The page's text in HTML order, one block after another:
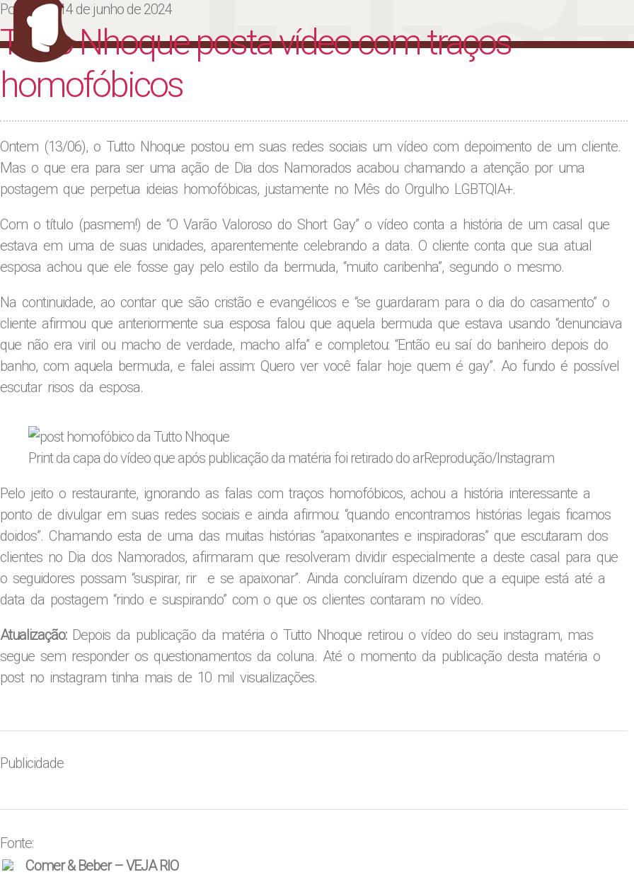
Posted on14 de junho de 2024
Tutto Nhoque posta vídeo com traços
homofóbicos
Ontem (13/06), o Tutto Nhoque postou em suas redes sociais um vídeo com depoimento de um cliente.
Mas o que era para ser uma ação de Dia dos Namorados acabou chamando a atenção por uma
postagem que perpetua ideias homofóbicas, justamente no Mês do Orgulho LGBTQIA+.
Com o título (pasmem!) de “O Varão Valoroso do Short Gay” o vídeo conta a história de um casal que
estava em uma de suas unidades, aparentemente celebrando a data. O cliente conta que sua atual
esposa achou que ele fosse gay pelo estilo da bermuda, “muito caribenha”, segundo o mesmo.
Na continuidade, ao contar que são cristão e evangélicos e “se guardaram para o dia do casamento” o
cliente afirmou que anteriormente sua esposa falou que aquela bermuda que estava usando “denunciava
que não era viril ou macho de verdade, macho alfa” e completou: “Então eu saí do banheiro depois do
banho, com aquela bermuda, e falei assim: Quero ver você falar hoje quem é gay”. Ao fundo é possível
escutar risos da esposa.
Print da capa do vídeo que após publicação da matéria foi retirado do arReprodução/Instagram
Pelo jeito o restaurante, ignorando as falas com traços homofóbicos, achou a história interessante a
ponto de divulgar em suas redes sociais e ainda afirmou: “quando encontramos histórias legais ficamos
doidos”. Chamando esta de uma das muitas histórias “apaixonantes e inspiradoras” que escutaram dos
clientes no Dia dos Namorados, afirmaram que resolveram dividir especialmente a deste casal para que
o seguidores possam “suspirar, rir e se apaixonar”. Ainda concluíram dizendo que a equipe está até a
data da postagem “rindo e suspirando” com o que os clientes contaram no vídeo.
Atualização:Depois da publicação da matéria o Tutto Nhoque retirou o vídeo do seu instagram, mas
segue sem responder os questionamentos da coluna. Até o momento da publicação desta matéria o
post no instagram tinha mais de 10 mil visualizações.
Publicidade
Fonte:
Comer & Beber – VEJA RIO